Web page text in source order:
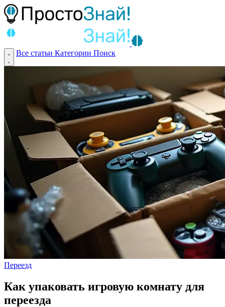
Все статьи Категории Поиск
Переезд
Как упаковать игровую комнату для
переезда